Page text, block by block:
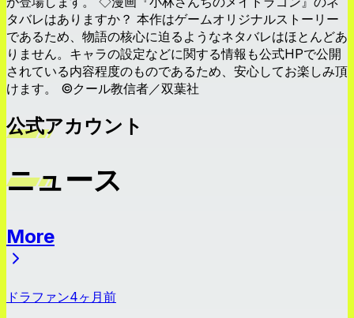
タバレはありますか？ 本作はゲームオリジナルストーリー
であるため、物語の核心に迫るようなネタバレはほとんどあ
りません。キャラの設定などに関する情報も公式HPで公開
されている内容程度のものであるため、安心してお楽しみ頂
けます。 ©クール教信者／双葉社
公式アカウント
ニュース
More
ドラファン4ヶ月前